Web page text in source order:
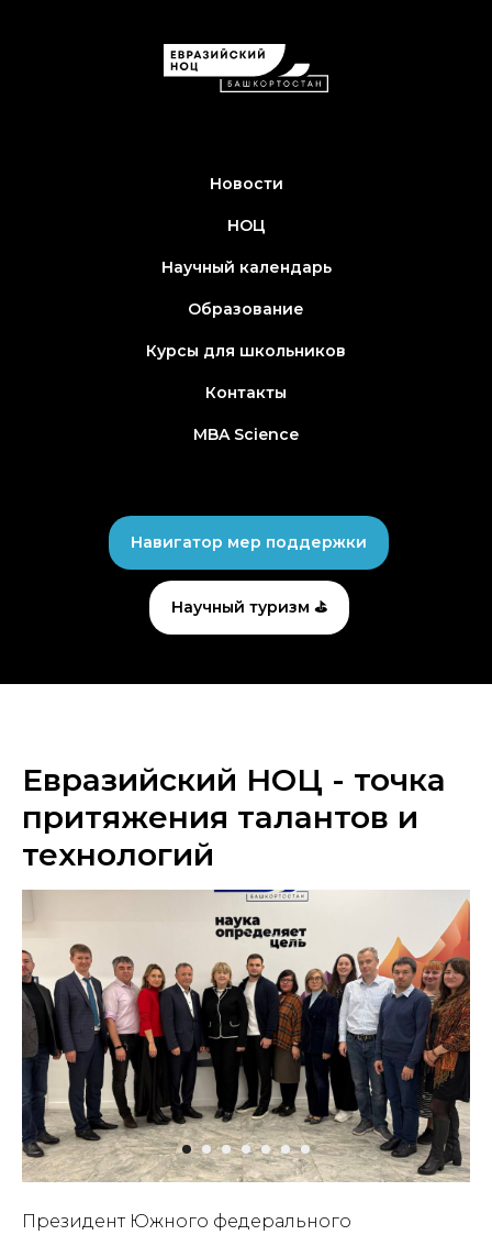
Новости
НОЦ
Научный календарь
Образование
Курсы для школьников
Контакты
MBA Science
Навигатор мер поддержки
Научный туризм ⛳
Евразийский НОЦ - точка
притяжения талантов и
технологий
Президент Южного федерального